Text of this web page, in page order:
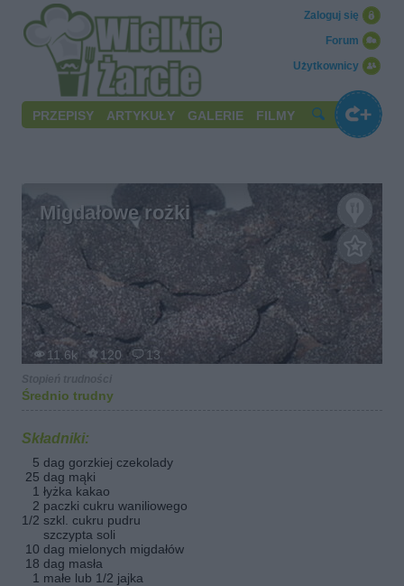
Użytkownicy
Forum
Zaloguj się
PRZEPISY ARTYKUŁY GALERIE FILMY
Migdałowe rożki
11.6k 120 13
Średnio trudny
Składniki:
5 dag gorzkiej czekolady
25 dag mąki
1 łyżka kakao
2 paczki cukru waniliowego
1/2 szkl. cukru pudru
szczypta soli
10 dag mielonych migdałów
18 dag masła
1 małe lub 1/2 jajka